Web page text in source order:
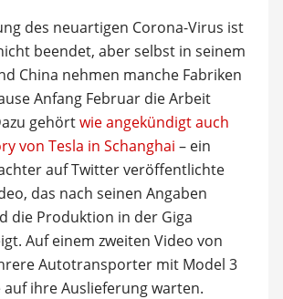
des neuartigen Corona-Virus ist
beendet, aber selbst in seinem
China nehmen manche Fabriken
Anfang Februar die Arbeit
gehörtwie angekündigt auch
von Tesla in Schanghai – ein
auf Twitter veröffentlichte
das nach seinen Angaben
die Produktion in der Giga
Auf einem zweiten Video von
Autotransporter mit Model 3
auf ihre Auslieferung warten.